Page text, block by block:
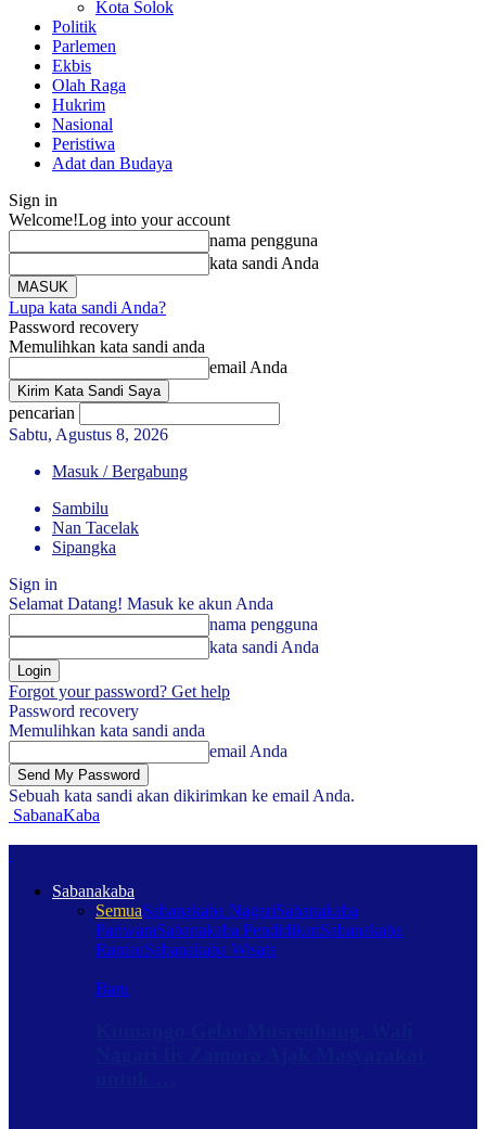
Kota Solok
Politik
Parlemen
Ekbis
Olah Raga
Hukrim
Nasional
Peristiwa
Adat dan Budaya
Sign in
Welcome!Log into your account
nama pengguna
kata sandi Anda
Lupa kata sandi Anda?
Password recovery
Memulihkan kata sandi anda
email Anda
pencarian
Sabtu, Agustus 8, 2026
Masuk / Bergabung
Sambilu
Nan Tacelak
Sipangka
Sign in
Selamat Datang! Masuk ke akun Anda
nama pengguna
kata sandi Anda
Forgot your password? Get help
Password recovery
Memulihkan kata sandi anda
email Anda
Sebuah kata sandi akan dikirimkan ke email Anda.
SabanaKaba
Sabanakaba
SemuaSabanakaba NagariSabanakaba
PariwaraSabanakaba PendidikanSabanakaba
RantauSabanakaba Wisata
Baru